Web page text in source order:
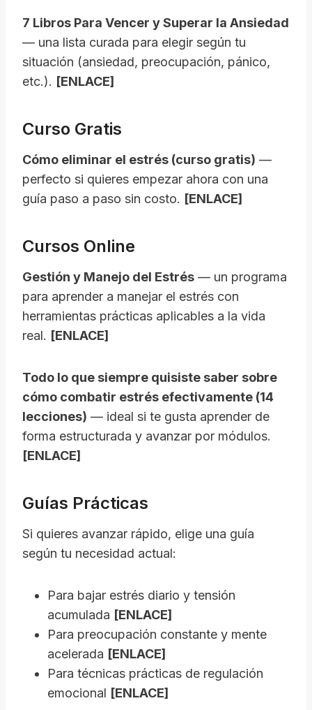
7 Libros Para Vencer y Superar la Ansiedad
— una lista curada para elegir según tu
situación (ansiedad, preocupación, pánico,
etc.). [ENLACE]
Curso Gratis
Cómo eliminar el estrés (curso gratis) —
perfecto si quieres empezar ahora con una
guía paso a paso sin costo. [ENLACE]
Cursos Online
Gestión y Manejo del Estrés — un programa
para aprender a manejar el estrés con
herramientas prácticas aplicables a la vida
real. [ENLACE]
Todo lo que siempre quisiste saber sobre
cómo combatir estrés efectivamente (14
lecciones) — ideal si te gusta aprender de
forma estructurada y avanzar por módulos.
[ENLACE]
Guías Prácticas
Si quieres avanzar rápido, elige una guía
según tu necesidad actual:
Para bajar estrés diario y tensión
acumulada [ENLACE]
Para preocupación constante y mente
acelerada [ENLACE]
Para técnicas prácticas de regulación
emocional [ENLACE]